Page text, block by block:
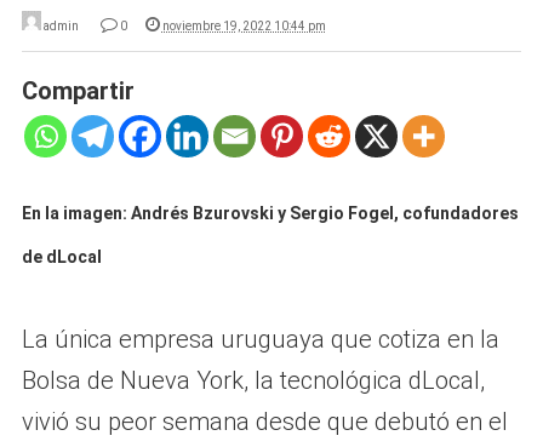
admin 0 noviembre 19, 2022 10:44 pm
Compartir
En la imagen: Andrés Bzurovski y Sergio Fogel, cofundadores
de dLocal
La única empresa uruguaya que cotiza en la
Bolsa de Nueva York, la tecnológica dLocal,
vivió su peor semana desde que debutó en el